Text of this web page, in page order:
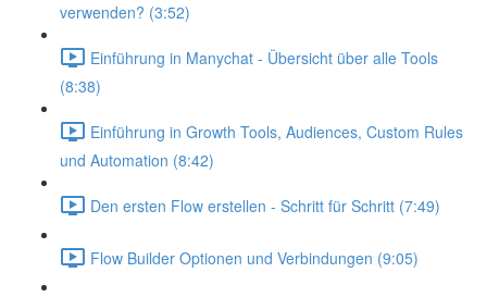
verwenden? (3:52)
Einführung in Manychat - Übersicht über alle Tools
(8:38)
Einführung in Growth Tools, Audiences, Custom Rules
und Automation (8:42)
Den ersten Flow erstellen - Schritt für Schritt (7:49)
Flow Builder Optionen und Verbindungen (9:05)